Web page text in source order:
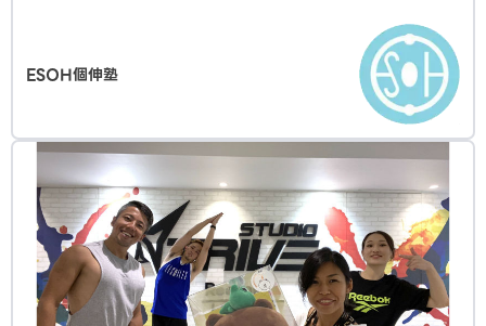
ESOH個伸塾